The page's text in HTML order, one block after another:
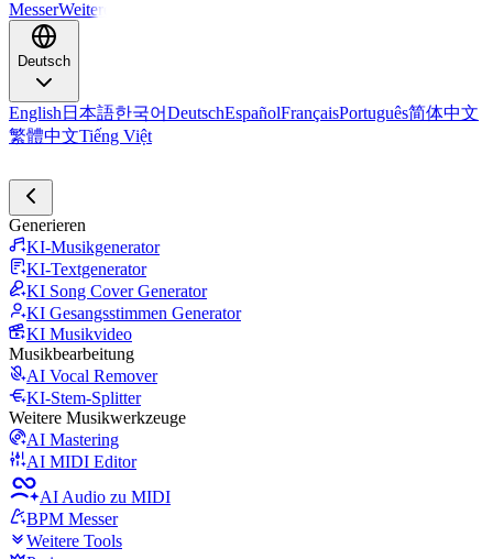
MesserWeitere Tools
Deutsch
English 日本語한국어DeutschEspañolFrançaisPortuguês简体中文
繁體中文Tiếng Việt
Generieren
KI-Musikgenerator
KI-Textgenerator
KI Song Cover Generator
KI Gesangsstimmen Generator
KI Musikvideo
Musikbearbeitung
AI Vocal Remover
KI-Stem-Splitter
Weitere Musikwerkzeuge
AI Mastering
AI MIDI Editor
AI Audio zu MIDI
BPM Messer
Weitere Tools